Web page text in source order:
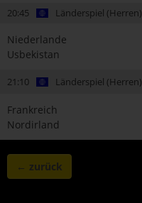
20:45 Länderspiel (Herren)
Niederlande
Usbekistan
21:10 Länderspiel (Herren)
Frankreich
Nordirland
← zurück